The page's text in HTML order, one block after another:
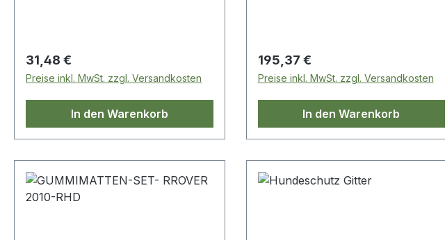
Regulärer Preis:
31,48 €
Preise inkl. MwSt. zzgl. Versandkosten
In den Warenkorb
Regulärer Preis:
195,37 €
Preise inkl. MwSt. zzgl. Versandkosten
In den Warenkorb